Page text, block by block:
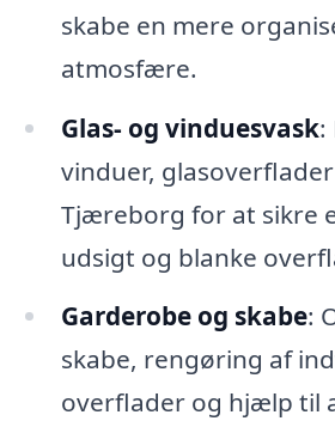
skabe en mere
atmosfære.
Glas- og vinduesvask:
vinduer,
Tjæreborg for at sikre
udsigt og blanke
Garderobe og skabe:
skabe, rengøring af
overflader og hjælp til